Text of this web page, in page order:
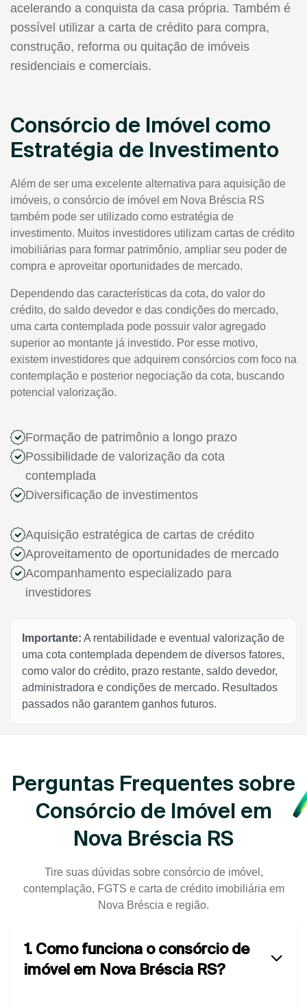
acelerando a conquista da casa própria. Também é
possível utilizar a carta de crédito para compra,
construção, reforma ou quitação de imóveis
residenciais e comerciais.
Consórcio de Imóvel como
Estratégia de Investimento
Além de ser uma excelente alternativa para aquisição de
imóveis, o consórcio de imóvel em Nova Bréscia RS
também pode ser utilizado como estratégia de
investimento. Muitos investidores utilizam cartas de crédito
imobiliárias para formar patrimônio, ampliar seu poder de
compra e aproveitar oportunidades de mercado.
Dependendo das características da cota, do valor do
crédito, do saldo devedor e das condições do mercado,
uma carta contemplada pode possuir valor agregado
superior ao montante já investido. Por esse motivo,
existem investidores que adquirem consórcios com foco na
contemplação e posterior negociação da cota, buscando
potencial valorização.
Formação de patrimônio a longo prazo
Possibilidade de valorização da cota
contemplada
Diversificação de investimentos
Aquisição estratégica de cartas de crédito
Aproveitamento de oportunidades de mercado
Acompanhamento especializado para
investidores
Importante: A rentabilidade e eventual valorização de
uma cota contemplada dependem de diversos fatores,
como valor do crédito, prazo restante, saldo devedor,
administradora e condições de mercado. Resultados
passados não garantem ganhos futuros.
Perguntas Frequentes sobre
Consórcio de Imóvel em
Nova Bréscia RS
Tire suas dúvidas sobre consórcio de imóvel,
contemplação, FGTS e carta de crédito imobiliária em
Nova Bréscia e região.
1. Como funciona o consórcio de
imóvel em Nova Bréscia RS?